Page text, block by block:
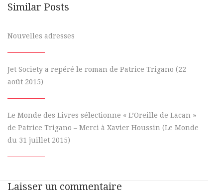
Similar Posts
Nouvelles adresses
Jet Society a repéré le roman de Patrice Trigano (22
août 2015)
Le Monde des Livres sélectionne « L’Oreille de Lacan »
de Patrice Trigano – Merci à Xavier Houssin (Le Monde
du 31 juillet 2015)
Laisser un commentaire